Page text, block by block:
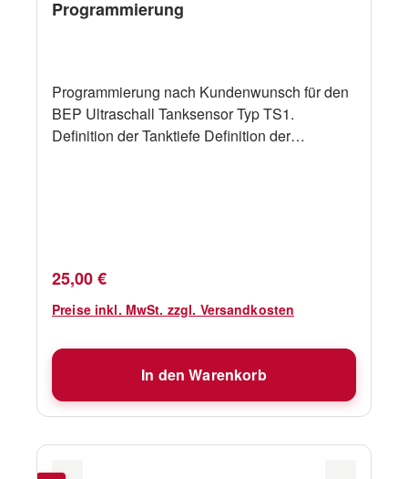
Programmierung
Programmierung nach Kundenwunsch für den
BEP Ultraschall Tanksensor Typ TS1.
Definition der Tanktiefe Definition der
Regulärer Preis:
25,00 €
Preise inkl. MwSt. zzgl. Versandkosten
In den Warenkorb